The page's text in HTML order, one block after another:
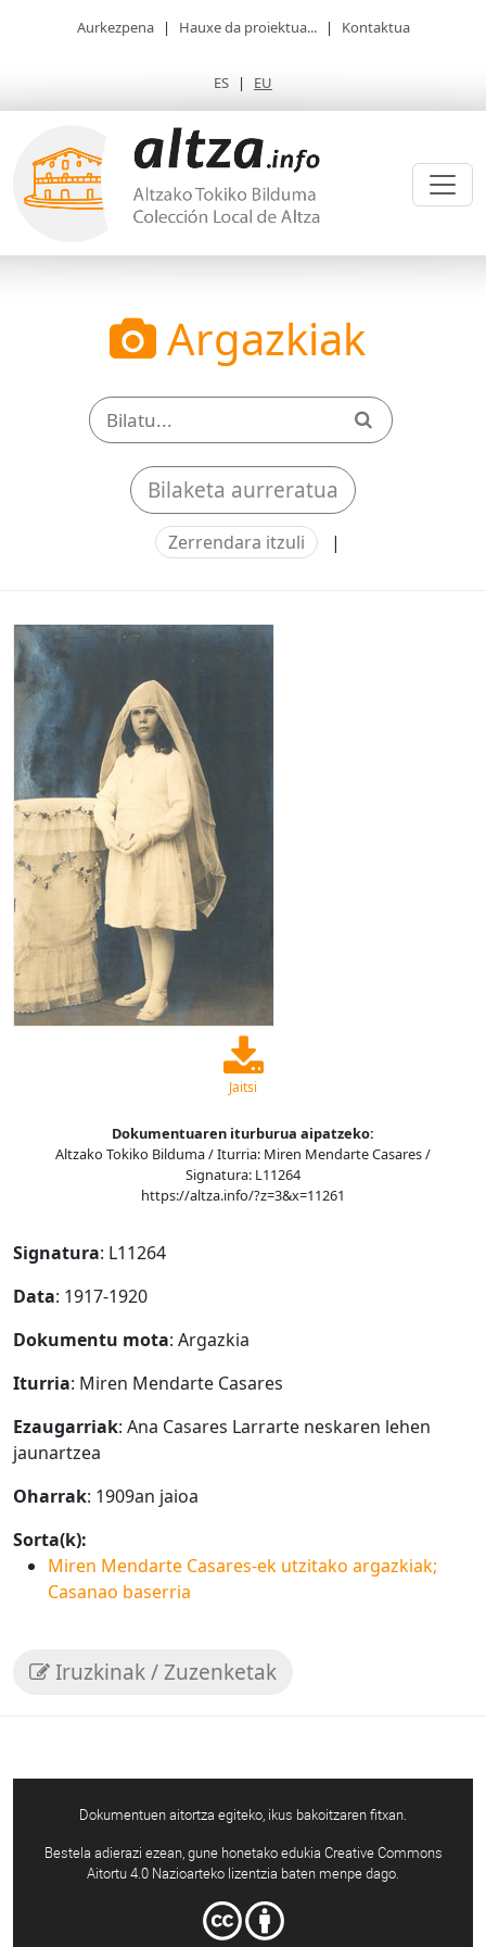
Aurkezpena | Hauxe da proiektua... | Kontaktua
ES | EU
Argazkiak
Bilaketa aurreratua
Zerrendara itzuli |
Jaitsi
Dokumentuaren iturburua aipatzeko:
Altzako Tokiko Bilduma / Iturria: Miren Mendarte Casares /
Signatura: L11264
https://altza.info/?z=3&x=11261
Signatura: L11264
Data: 1917-1920
Dokumentu mota: Argazkia
Iturria: Miren Mendarte Casares
Ezaugarriak: Ana Casares Larrarte neskaren lehen
jaunartzea
Oharrak: 1909an jaioa
Sorta(k):
Miren Mendarte Casares-ek utzitako argazkiak;
Casanao baserria
Iruzkinak / Zuzenketak
Dokumentuen aitortza egiteko, ikus bakoitzaren fitxan.
Bestela adierazi ezean, gune honetako edukia Creative Commons
Aitortu 4.0 Nazioarteko lizentzia baten menpe dago.